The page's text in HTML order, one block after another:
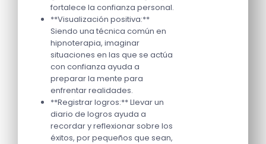
fortalece la confianza personal.
**Visualización positiva:**
Siendo una técnica común en
hipnoterapia, imaginar
situaciones en las que se actúa
con confianza ayuda a
preparar la mente para
enfrentar realidades.
**Registrar logros:** Llevar un
diario de logros ayuda a
recordar y reflexionar sobre los
éxitos, por pequeños que sean,